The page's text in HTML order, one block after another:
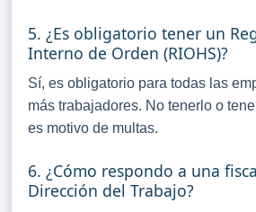
5. ¿Es obligatorio tener un
Interno de Orden (RIOHS)?
Sí, es obligatorio para todas las
más trabajadores. No tenerlo o
es motivo de multas.
6. ¿Cómo respondo a una
Dirección del Trabajo?